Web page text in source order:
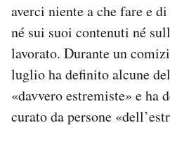
averci niente a che fare e
né sui suoi contenuti né
lavorato. Durante un
luglio ha definito alcune
«davvero estremiste» e ha
curato da persone